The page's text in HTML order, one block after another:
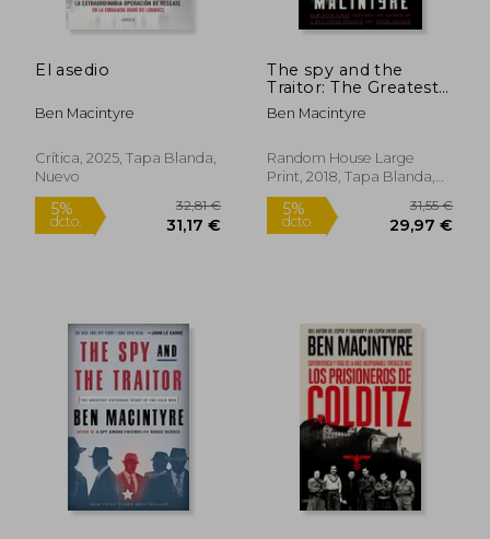
5%
dcto.
5%
dcto.
El asedio
Ben Macintyre
Crítica, 2025, Tapa Blanda,
Nuevo
The spy and the
Traitor: The Greatest
Espionage Story of
the Cold war (en
Ben Macintyre
Random House Large
Print, 2018, Tapa Blanda,
Nuevo